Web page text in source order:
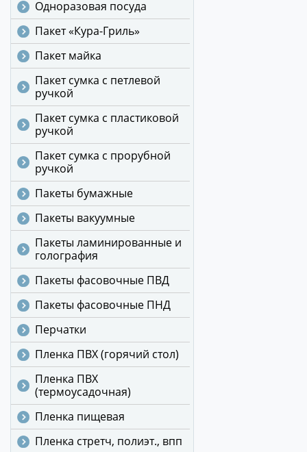
Одноразовая посуда
Пакет «Кура-Гриль»
Пакет майка
Пакет сумка с петлевой
ручкой
Пакет сумка с пластиковой
ручкой
Пакет сумка с прорубной
ручкой
Пакеты бумажные
Пакеты вакуумные
Пакеты ламинированные и
голография
Пакеты фасовочные ПВД
Пакеты фасовочные ПНД
Перчатки
Пленка ПВХ (горячий стол)
Пленка ПВХ
(термоусадочная)
Пленка пищевая
Пленка стретч, полиэт., впп